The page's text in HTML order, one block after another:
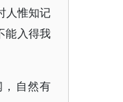
人惟知记
能入得我
自然有